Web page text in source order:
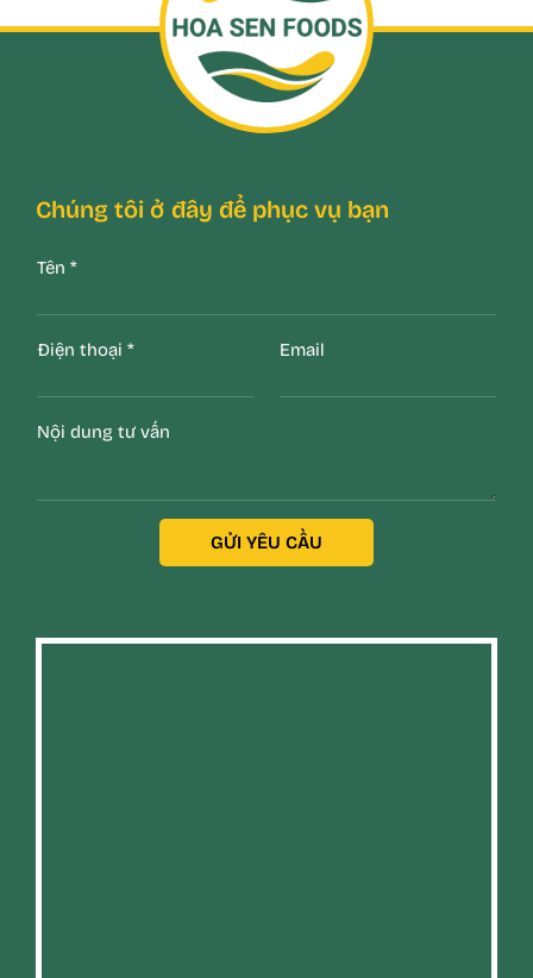
Chúng tôi ở đây để phục vụ bạn
Tên *
Điện thoại * Email
Nội dung tư vấn
GỬI YÊU CẦU